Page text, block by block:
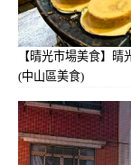
【晴光市場美食】
(中山區美食)